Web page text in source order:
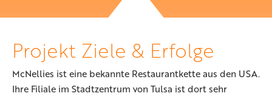
Projekt Ziele & Erfolge
McNellies ist eine bekannte Restaurantkette aus den USA.
Ihre Filiale im Stadtzentrum von Tulsa ist dort sehr